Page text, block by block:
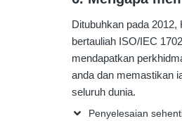
Ditubuhkan pada
bertauliah ISO/IEC
mendapatkan
anda dan memastikan
seluruh dunia.
Penyelesaian